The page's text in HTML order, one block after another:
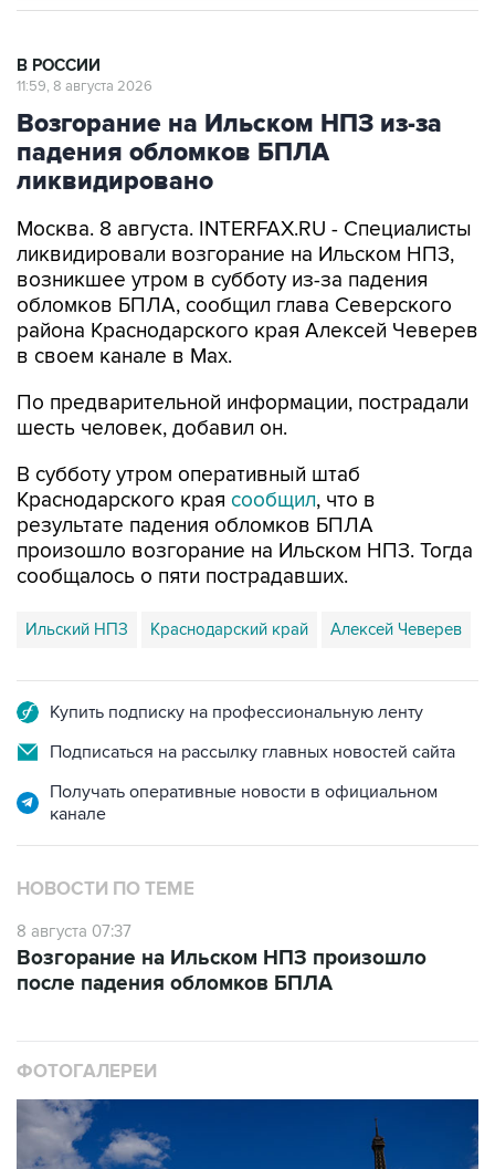
В РОССИИ
11:59, 8 августа 2026
Возгорание на Ильском НПЗ из-за
падения обломков БПЛА
ликвидировано
Москва. 8 августа. INTERFAX.RU - Специалисты
ликвидировали возгорание на Ильском НПЗ,
возникшее утром в субботу из-за падения
обломков БПЛА, сообщил глава Северского
района Краснодарского края Алексей Чеверев
в своем канале в Max.
По предварительной информации, пострадали
шесть человек, добавил он.
В субботу утром оперативный штаб
Краснодарского края сообщил, что в
результате падения обломков БПЛА
произошло возгорание на Ильском НПЗ. Тогда
сообщалось о пяти пострадавших.
Ильский НПЗ Краснодарский край Алексей Чеверев
Купить подписку на профессиональную ленту
Подписаться на рассылку главных новостей сайта
Получать оперативные новости в официальном
канале
НОВОСТИ ПО ТЕМЕ
8 августа 07:37
Возгорание на Ильском НПЗ произошло
после падения обломков БПЛА
ФОТОГАЛЕРЕИ